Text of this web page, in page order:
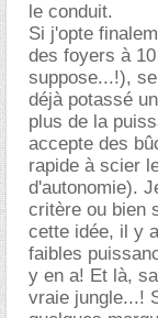
le conduit.
Si j'opte
des foyers à
suppose...!),
déjà potassé
plus de la
accepte des
rapide à scier
d'autonomie).
critère ou bien
cette idée, il y
faibles
y en a! Et là,
vraie jungle...!